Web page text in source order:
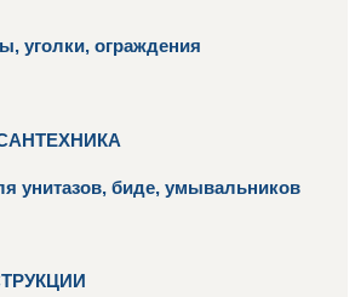
уголки, ограждения
унитазов, биде, умывальников